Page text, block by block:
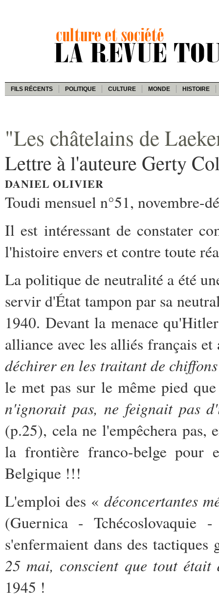
FILS RÉCENTS POLITIQUE CULTURE MONDE HISTOIRE
"Les châtelains de
Lettre à l'auteure Gerty
DANIEL OLIVIER
Toudi mensuel n°51, novembre-
Il est intéressant de constater
l'histoire envers et contre toute
La politique de neutralité a été
servir d'État tampon par sa
1940. Devant la menace
alliance avec les alliés français
déchirer en les traitant de
le met pas sur le même pied
n'ignorait pas, ne feignait pas
(p.25), cela ne l'empêchera
la frontière franco-belge pour
Belgique !!!
L'emploi des « déconcertantes
(Guernica -
s'enfermaient dans des
25 mai, conscient que tout était
1945 !